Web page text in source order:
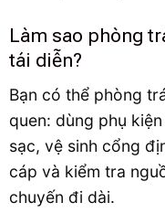
Làm sao phòng
tái diễn?
Bạn có thể phòng
quen: dùng phụ
sạc, vệ sinh cổng
cáp và kiểm tra
chuyến đi dài.